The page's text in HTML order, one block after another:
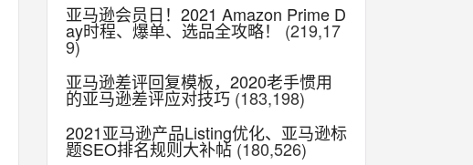
亚马逊会员日！2021 Amazon Prime D
ay时程、爆单、选品全攻略！ (219,17
9)
亚马逊差评回复模板，2020老手惯用
的亚马逊差评应对技巧 (183,198)
2021亚马逊产品Listing优化、亚马逊标
题SEO排名规则大补帖(180,526)